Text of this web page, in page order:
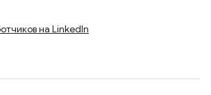
на LinkedIn